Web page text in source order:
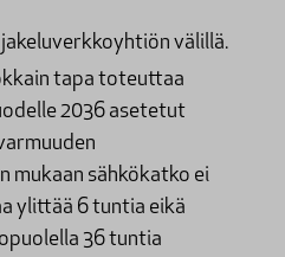
välillä.
tapa toteuttaa
2036 asetetut
mukaan sähkökatko ei
ylittää 6 tuntia eikä
36 tuntia